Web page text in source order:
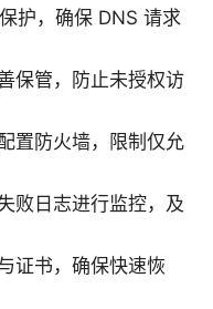
护，确保 DNS 请求
保管，防止未授权访
置防火墙，限制仅允
败日志进行监控，及
证书，确保快速恢